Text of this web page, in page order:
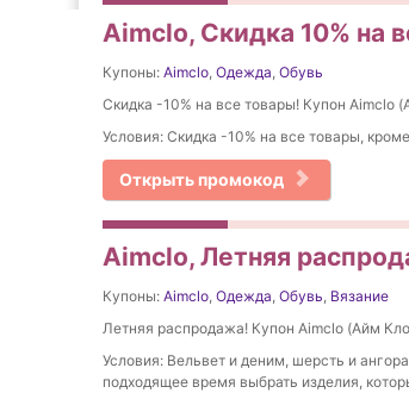
Aimclo, Cкидка 10% на
Купоны: Aimclo, Одежда, Обувь
Cкидка -10% на все товары! Купон Aimclo
Условия: Cкидка -10% на все товары,
Открыть промокод
Aimclo, Летняя
Купоны: Aimclo, Одежда, Обувь, Вязание
Летняя распродажа! Купон Aimclo (Айм
Условия: Вельвет и деним, шерсть и
подходящее время выбрать изделия,